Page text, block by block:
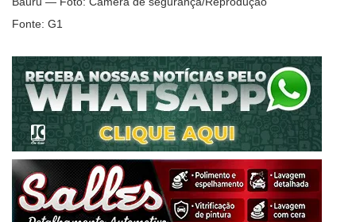
Fonte: G1